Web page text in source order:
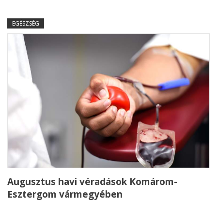
EGÉSZSÉG
Augusztus havi véradások Komárom-
Esztergom vármegyében